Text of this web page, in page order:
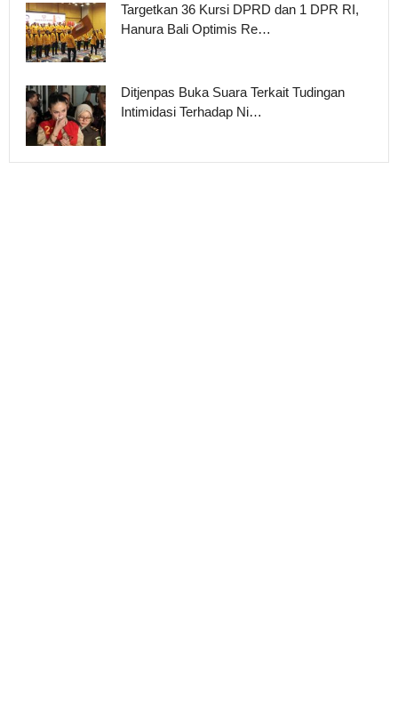
Targetkan 36 Kursi DPRD dan 1 DPR RI,
Hanura Bali Optimis Re…
Ditjenpas Buka Suara Terkait Tudingan
Intimidasi Terhadap Ni…